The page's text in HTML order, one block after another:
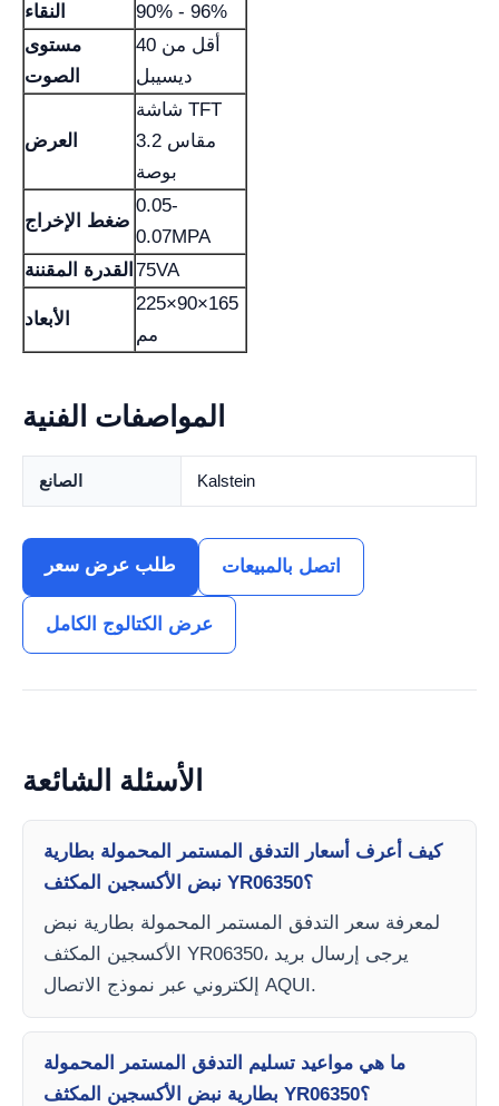
النقاء
90% - 96%
مستوى
الصوت
أقل من 40
ديسيبل
العرض
شاشة TFT
مقاس 3.2
بوصة
ضغط الإخراج
0.05-
0.07MPA
القدرة المقننة 75VA
الأبعاد
225×90×165
مم
المواصفات الفنية
الصانع Kalstein
طلب عرض سعر اتصل بالمبيعات
عرض الكتالوج الكامل
الأسئلة الشائعة
كيف أعرف أسعار التدفق المستمر المحمولة بطارية
نبض الأكسجين المكثف YR06350؟
لمعرفة سعر التدفق المستمر المحمولة بطارية نبض
الأكسجين المكثف YR06350، يرجى إرسال بريد
إلكتروني عبر نموذج الاتصال AQUI.
ما هي مواعيد تسليم التدفق المستمر المحمولة
بطارية نبض الأكسجين المكثف YR06350؟